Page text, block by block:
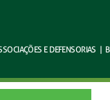
EDEFENSORIAS |